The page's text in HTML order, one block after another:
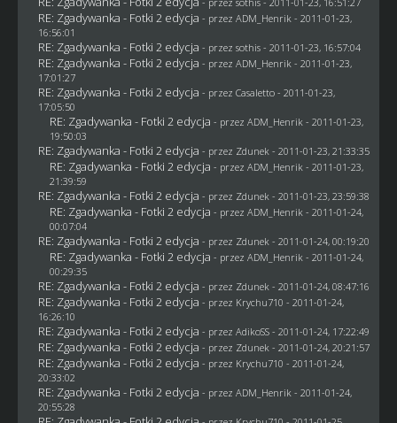
RE: Zgadywanka - Fotki 2 edycja - przez ADM_Henrik - 2011-01-23,
16:56:01
RE: Zgadywanka - Fotki 2 edycja - przez sothis- 2011-01-23, 16:57:04
RE: Zgadywanka - Fotki 2 edycja - przez ADM_Henrik - 2011-01-23,
17:01:27
RE: Zgadywanka - Fotki 2 edycja - przez Casaletto- 2011-01-23,
17:05:50
RE: Zgadywanka - Fotki 2 edycja - przez ADM_Henrik - 2011-01-23,
19:50:03
RE: Zgadywanka - Fotki 2 edycja - przez Zdunek - 2011-01-23, 21:33:35
RE: Zgadywanka - Fotki 2 edycja - przez ADM_Henrik - 2011-01-23,
21:39:59
RE: Zgadywanka - Fotki 2 edycja - przez Zdunek - 2011-01-23, 23:59:38
RE: Zgadywanka - Fotki 2 edycja - przez ADM_Henrik - 2011-01-24,
00:07:04
RE: Zgadywanka - Fotki 2 edycja - przez Zdunek - 2011-01-24, 00:19:20
RE: Zgadywanka - Fotki 2 edycja - przez ADM_Henrik - 2011-01-24,
00:29:35
RE: Zgadywanka - Fotki 2 edycja - przez Zdunek - 2011-01-24, 08:47:16
RE: Zgadywanka - Fotki 2 edycja - przez Krychu710 - 2011-01-24,
16:26:10
RE: Zgadywanka - Fotki 2 edycja - przez AdikoSS - 2011-01-24, 17:22:49
RE: Zgadywanka - Fotki 2 edycja - przez Zdunek - 2011-01-24, 20:21:57
RE: Zgadywanka - Fotki 2 edycja - przez Krychu710 - 2011-01-24,
20:33:02
RE: Zgadywanka - Fotki 2 edycja - przez ADM_Henrik - 2011-01-24,
20:55:28